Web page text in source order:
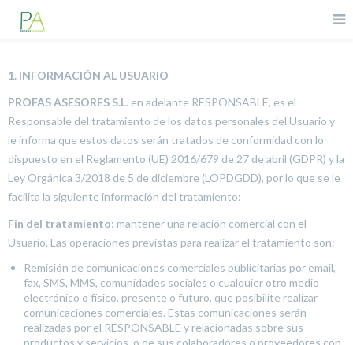
1. INFORMACIÓN AL USUARIO
PROFAS ASESORES S.L. en adelante RESPONSABLE, es el
Responsable del tratamiento de los datos personales del Usuario y
le informa que estos datos serán tratados de conformidad con lo
dispuesto en el Reglamento (UE) 2016/679 de 27 de abril (GDPR) y la
Ley Orgánica 3/2018 de 5 de diciembre (LOPDGDD), por lo que se le
facilita la siguiente información del tratamiento:
Fin del tratamiento: mantener una relación comercial con el
Usuario. Las operaciones previstas para realizar el tratamiento son:
Remisión de comunicaciones comerciales publicitarias por email,
fax, SMS, MMS, comunidades sociales o cualquier otro medio
electrónico o físico, presente o futuro, que posibilite realizar
comunicaciones comerciales. Estas comunicaciones serán
realizadas por el RESPONSABLE y relacionadas sobre sus
productos y servicios, o de sus colaboradores o proveedores con